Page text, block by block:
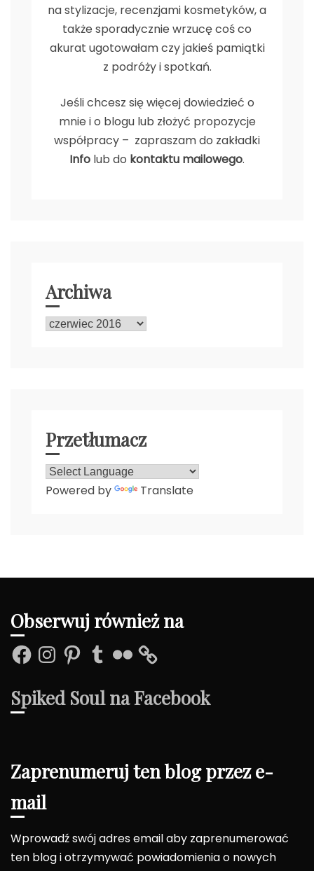
na stylizacje, recenzjami kosmetyków, a
także sporadycznie wrzucę coś co
akurat ugotowałam czy jakieś pamiątki
z podróży i spotkań.
Jeśli chcesz się więcej dowiedzieć o
mnie i o blogu lub złożyć propozycje
współpracy – zapraszam do zakładki
Info lub do kontaktu mailowego.
Archiwa
Archiwa
Przetłumacz
Powered by Translate
Obserwuj również na
FacebookInstagram
PinterestTumblrFlickr
Spiked Soul na Facebook
Zaprenumeruj ten blog przez e-
mail
Wprowadź swój adres email aby zaprenumerować
ten blog i otrzymywać powiadomienia o nowych